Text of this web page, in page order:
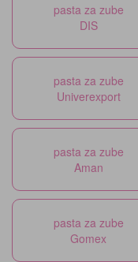
pasta za zube
DIS
pasta za zube
Univerexport
pasta za zube
Aman
pasta za zube
Gomex